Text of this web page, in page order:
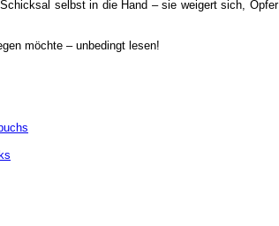
selbst in die Hand – sie weigert sich, Opfer
möchte – unbedingt lesen!